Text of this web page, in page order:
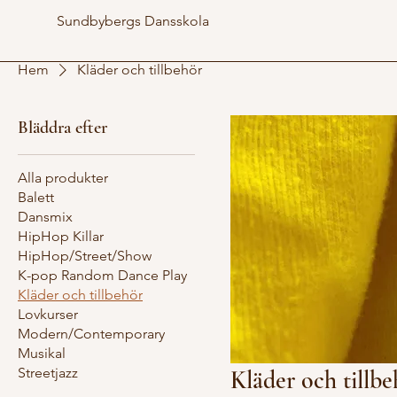
Sundbybergs Dansskola
Hem Kläder och tillbehör
Bläddra efter
Alla produkter
Balett
Dansmix
HipHop Killar
HipHop/Street/Show
K-pop Random Dance Play
Kläder och tillbehör
Lovkurser
Modern/Contemporary
Musikal
Streetjazz
Kläder och